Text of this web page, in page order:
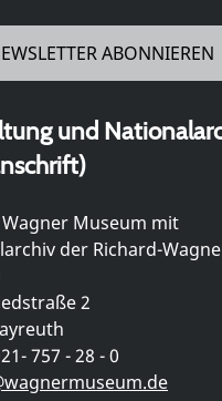
ABONNIEREN
und
Museum mit
der Richard-
2
757 - 28 - 0